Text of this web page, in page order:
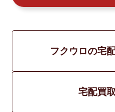
フクウロの宅
宅配買